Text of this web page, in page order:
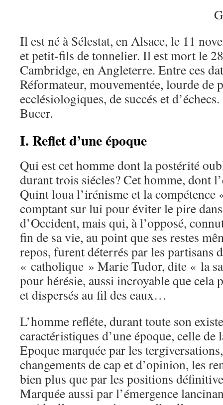
Il est né à Sélestat, en Alsace, le 11
et petit-fils de tonnelier. Il est mort le
Cambridge, en Angleterre. Entre ces
Réformateur, mouvementée, lourde de
ecclésiologiques, de succés et
Bucer.
I. Reflet d’une époque
Qui est cet homme dont la postérité
durant trois siécles? Cet homme, dont
Quint loua l’irénisme et la
comptant sur lui pour éviter le pire
d’Occident, mais qui, à l’opposé,
fin de sa vie, au point que ses restes
repos, furent déterrés par les partisans
« catholique » Marie Tudor, dite « la
pour hérésie, aussi incroyable que cela
et dispersés au fil des eaux…
L’homme refléte, durant toute son
caractéristiques d’une époque, celle
Epoque marquée par les
changements de cap et d’opinion, les
bien plus que par les positions
Marquée aussi par l’émergence